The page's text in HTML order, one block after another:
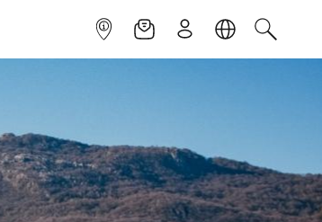
INFOPOINTNEWSLETTER
ISCRIVITILINGUACERCA